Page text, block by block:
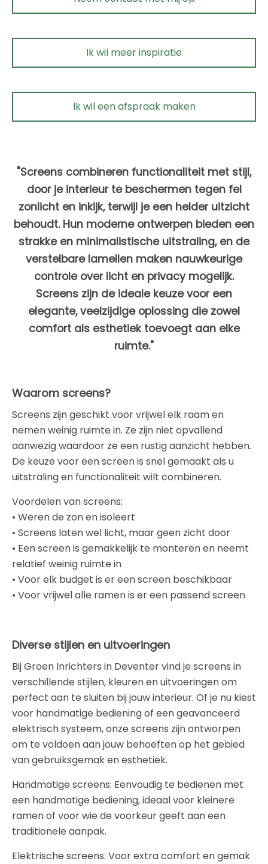
Ik wil meer inspiratie
Ik wil een afspraak maken
"Screens combineren functionaliteit met stijl,
door je interieur te beschermen tegen fel
zonlicht en inkijk, terwijl je een helder uitzicht
behoudt. Hun moderne ontwerpen bieden een
strakke en minimalistische uitstraling, en de
verstelbare lamellen maken nauwkeurige
controle over licht en privacy mogelijk.
Screens zijn de ideale keuze voor een
elegante, veelzijdige oplossing die zowel
comfort als esthetiek toevoegt aan elke
ruimte."
Waarom screens?
Screens zijn geschikt voor vrijwel elk raam en
nemen weinig ruimte in. Ze zijn niet opvallend
aanwezig waardoor ze een rustig aanzicht hebben.
De keuze voor een screen is snel gemaakt als u
uitstraling en functionaliteit wilt combineren.
Voordelen van screens:
• Weren de zon en isoleert
• Screens laten wel licht, maar geen zicht door
• Een screen is gemakkelijk te monteren en neemt
relatief weinig ruimte in
• Voor elk budget is er een screen beschikbaar
• Voor vrijwel alle ramen is er een passend screen
Diverse stijlen en uitvoeringen
Bij Groen Inrichters in Deventer vind je screens in
verschillende stijlen, kleuren en uitvoeringen om
perfect aan te sluiten bij jouw interieur. Of je nu kiest
voor handmatige bediening of een geavanceerd
elektrisch systeem, onze screens zijn ontworpen
om te voldoen aan jouw behoeften op het gebied
van gebruiksgemak en esthetiek.
Handmatige screens: Eenvoudig te bedienen met
een handmatige bediening, ideaal voor kleinere
ramen of voor wie de voorkeur geeft aan een
traditionele aanpak.
Elektrische screens: Voor extra comfort en gemak